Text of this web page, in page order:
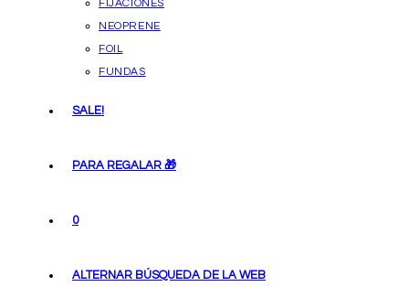
FIJACIONES
NEOPRENE
FOIL
FUNDAS
SALE!
PARA REGALAR 🎁
0
ALTERNAR BÚSQUEDA DE LA WEB